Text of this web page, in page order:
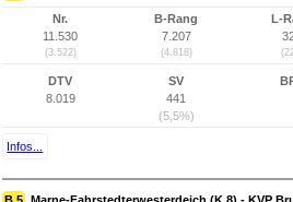
Nr.
11.530
(3.522)
B-Rang
7.207
(4.818)
L-
DTV
8.019
SV
441
(5,5%)
Infos...